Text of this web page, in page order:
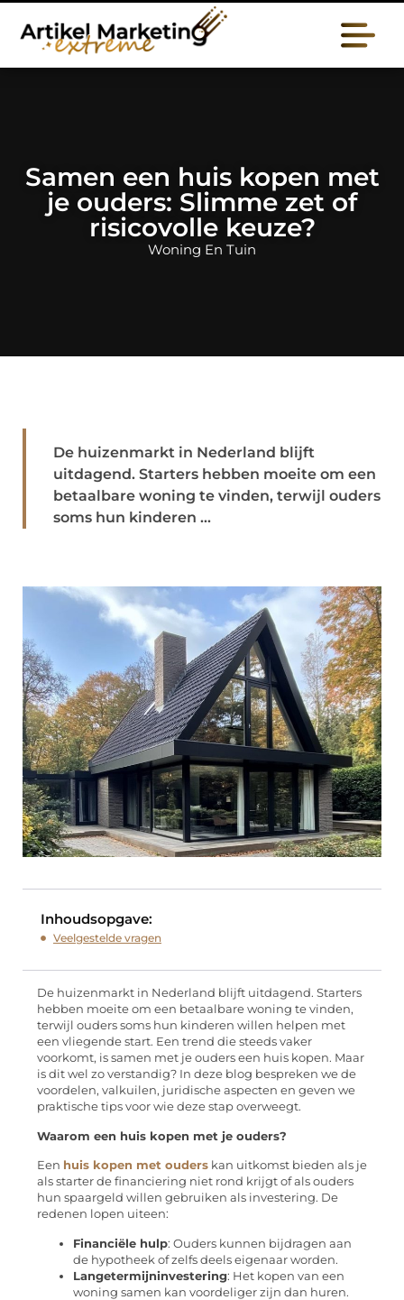
Samen een huis kopen met
je ouders: Slimme zet of
risicovolle keuze?
Woning En Tuin
De huizenmarkt in Nederland blijft
uitdagend. Starters hebben moeite om een
betaalbare woning te vinden, terwijl ouders
soms hun kinderen ...
Inhoudsopgave:
Veelgestelde vragen
De huizenmarkt in Nederland blijft uitdagend. Starters
hebben moeite om een betaalbare woning te vinden,
terwijl ouders soms hun kinderen willen helpen met
een vliegende start. Een trend die steeds vaker
voorkomt, is samen met je ouders een huis kopen. Maar
is dit wel zo verstandig? In deze blog bespreken we de
voordelen, valkuilen, juridische aspecten en geven we
praktische tips voor wie deze stap overweegt.
Waarom een huis kopen met je ouders?
Een huis kopen met ouders kan uitkomst bieden als je
als starter de financiering niet rond krijgt of als ouders
hun spaargeld willen gebruiken als investering. De
redenen lopen uiteen:
Financiële hulp: Ouders kunnen bijdragen aan
de hypotheek of zelfs deels eigenaar worden.
Langetermijninvestering: Het kopen van een
woning samen kan voordeliger zijn dan huren.